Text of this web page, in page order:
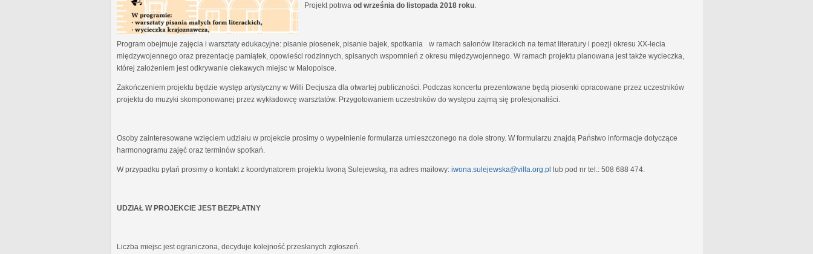
Projekt potrwa od września do listopada 2018 roku
Program obejmuje zajęcia i warsztaty edukacyjne: pisanie piosenek, pisanie bajek, spotkania w ramach salonów literackich na temat literatury i poezji okresu XX-lecia
międzywojennego oraz prezentację pamiątek, opowieści rodzinnych, spisanych wspomnień z okresu międzywojennego. W ramach projektu planowana jest także wycieczka,
której założeniem jest odkrywanie ciekawych miejsc w Małopolsce.
Zakończeniem projektu będzie występ artystyczny w Willi Decjusza dla otwartej publiczności. Podczas koncertu prezentowane będą piosenki opracowane przez uczestników
projektu do muzyki skomponowanej przez wykładowcę warsztatów. Przygotowaniem uczestników do występu zajmą się profesjonaliści.
Osoby zainteresowane wzięciem udziału w projekcie prosimy o wypełnienie formularza umieszczonego na dole strony. W formularzu znajdą Państwo informacje dotyczące
harmonogramu zajęć oraz terminów spotkań.
W przypadku pytań prosimy o kontakt z koordynatorem projektu Iwoną Sulejewską, na adres mailowy: iwona.sulejewska@villa.org.pl lub pod nr tel.: 508 688 474.
UDZIAŁ W PROJEKCIE JEST BEZPŁATNY
Liczba miejsc jest ograniczona, decyduje kolejność przesłanych zgłoszeń.